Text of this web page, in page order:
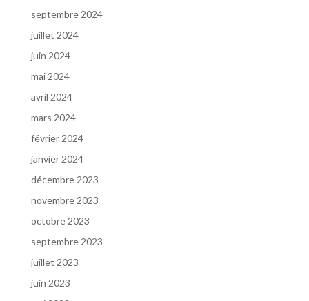
septembre 2024
juillet 2024
juin 2024
mai 2024
avril 2024
mars 2024
février 2024
janvier 2024
décembre 2023
novembre 2023
octobre 2023
septembre 2023
juillet 2023
juin 2023